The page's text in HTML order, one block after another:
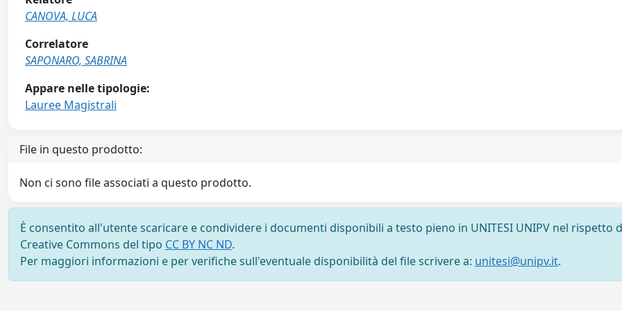
CANOVA, LUCA
Correlatore
SAPONARO, SABRINA
Appare nelle tipologie:
Lauree Magistrali
File in questo prodotto:
Non ci sono file associati a questo prodotto.
È consentito all'utente scaricare e condividere i documenti disponibili a testo pieno in UNITESI UNIPV nel rispetto
Creative Commons del tipo CC BY NC ND.
Per maggiori informazioni e per verifiche sull'eventuale disponibilità del file scrivere a: unitesi@unipv.it.